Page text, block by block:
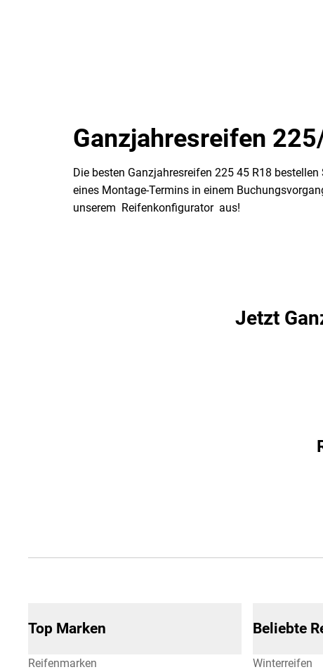
Ganzjahresreifen
Die besten Ganzjahresreifen 225 45 R18
eines Montage-Termins in einem
unserem Reifenkonfigurator aus!
Jetzt
Top Marken
Reifenmarken
Beliebte
Winterreifen